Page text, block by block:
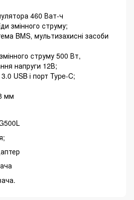
460 Ват-ч
змінного струму;
BMS, мультизахисні засоби
струму 500 Вт,
напруги 12В;
USB і порт Type-C;
мм